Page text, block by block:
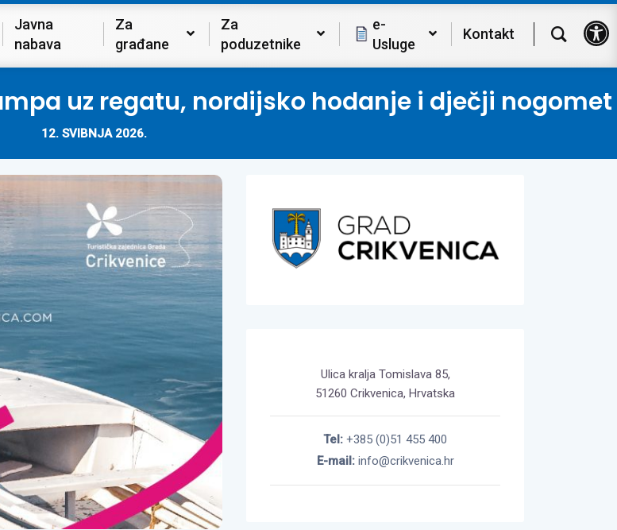
Javna
nabava
Za
građane
Za
poduzetnike
e-
Usluge
Kontakt
uz regatu, nordijsko hodanje i dječji nogomet
12. SVIBNJA 2026.
Ulica kralja Tomislava 85,
51260 Crikvenica, Hrvatska
Tel: +385 (0)51 455 400
E-mail:info@crikvenica.hr